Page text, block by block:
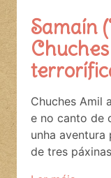
Samaín
Chuches Amil
e no canto de
unha
de tres